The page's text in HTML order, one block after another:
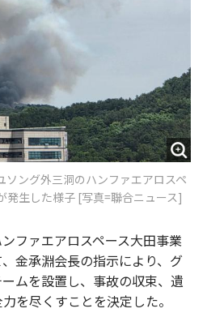
ング外三洞のハンファエアロスペ
発生した様子 [写真=聯合ニュース]
ファエアロスペース大田事業
金承淵会長の指示により、グ
ムを設置し、事故の収束、遺
を尽くすことを決定した。